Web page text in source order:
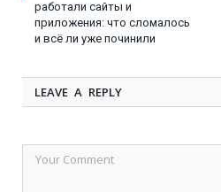
работали сайты и
приложения: что сломалось
и всё ли уже починили
LEAVE A REPLY